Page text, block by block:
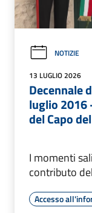
NOTIZIE
13 LUGLIO 2026
Decennale
luglio 2016
del Capo
I momenti
contributo
Accesso